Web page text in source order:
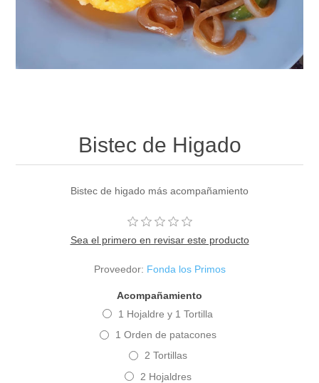
Bistec de Higado
Bistec de higado más acompañamiento
Sea el primero en revisar este producto
Proveedor: Fonda los Primos
Acompañamiento
1 Hojaldre y 1 Tortilla
1 Orden de patacones
2 Tortillas
2 Hojaldres